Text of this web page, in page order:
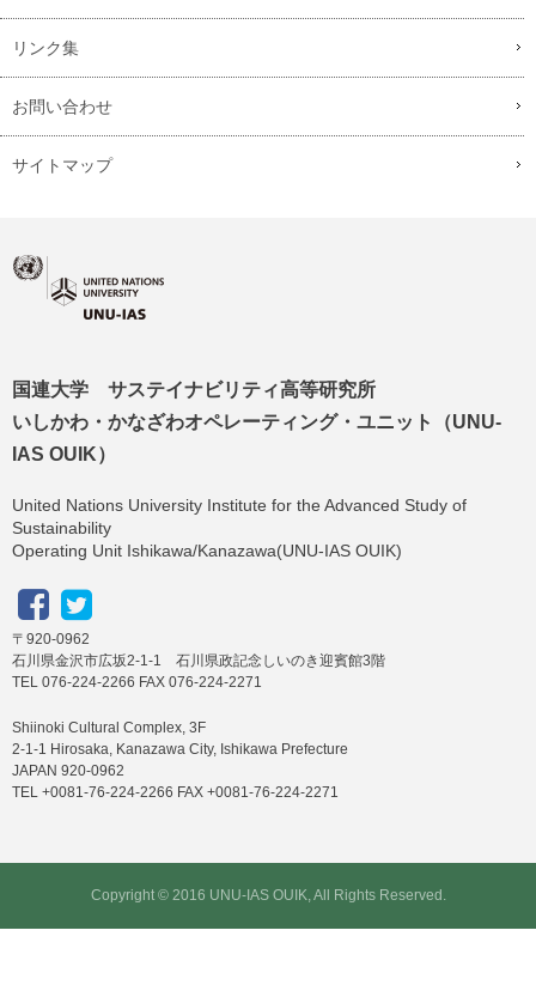
リンク集
お問い合わせ
サイトマップ
国連大学 サステイナビリティ高等研究所
いしかわ・かなざわオペレーティング・ユニット（UNU-
IAS OUIK）
United Nations University Institute for the Advanced Study of
Sustainability
Operating Unit Ishikawa/Kanazawa(UNU-IAS OUIK)
〒920-0962
石川県金沢市広坂2-1-1 石川県政記念しいのき迎賓館3階
TEL 076-224-2266 FAX 076-224-2271
Shiinoki Cultural Complex, 3F
2-1-1 Hirosaka, Kanazawa City, Ishikawa Prefecture
JAPAN 920-0962
TEL +0081-76-224-2266 FAX +0081-76-224-2271
Copyright © 2016 UNU-IAS OUIK, All Rights Reserved.